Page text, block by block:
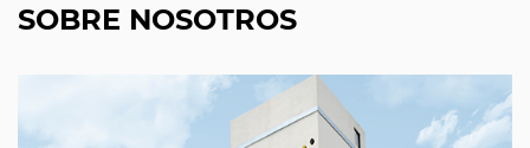
SOBRE NOSOTROS